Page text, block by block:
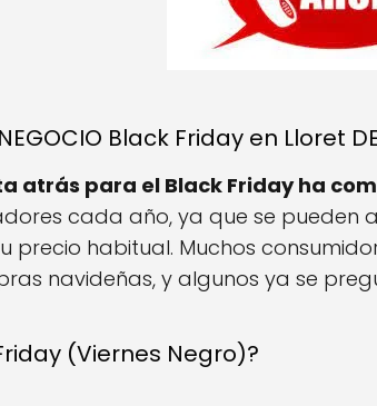
Black Friday en Lloret
atrás para el Black Friday ha
cada año, ya que se pueden
precio habitual. Muchos
navideñas, y algunos ya se
(Viernes Negro)?